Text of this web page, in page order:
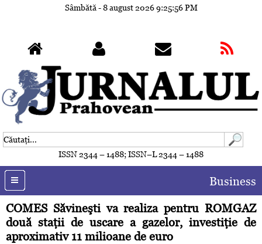
Sâmbătă - 8 august 20269:25:59 PM
ISSN 2344 – 1488; ISSN–L 2344 – 1488
Business
COMES Săvineşti va realiza pentru ROMGAZ
două staţii de uscare a gazelor, investiţie de
aproximativ 11 milioane de euro